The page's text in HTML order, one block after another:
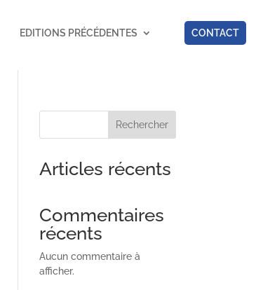
EDITIONS PRÉCÉDENTES CONTACT
Rechercher
Articles récents
Commentaires
récents
Aucun commentaire à
afficher.